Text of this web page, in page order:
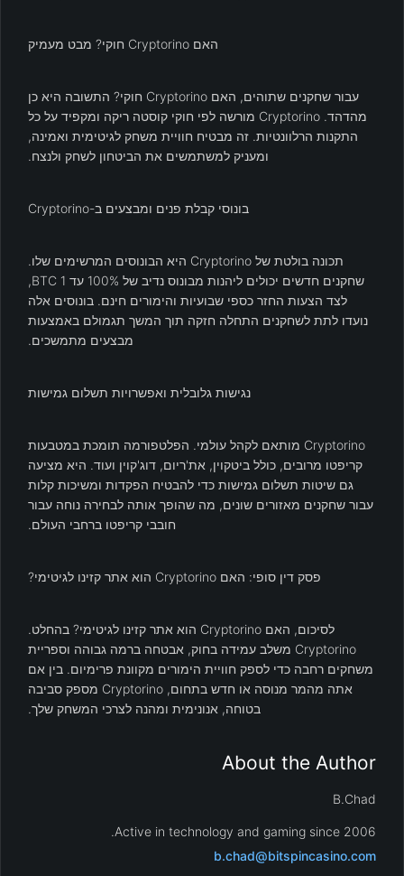
האם Cryptorino חוקי? מבט מעמיק
עבור שחקנים שתוהים, האם Cryptorino חוקי? התשובה היא כן
מהדהד. Cryptorino מורשה לפי חוקי קוסטה ריקה ומקפיד על כל
התקנות הרלוונטיות. זה מבטיח חוויית משחק לגיטימית ואמינה,
ומעניק למשתמשים את הביטחון לשחק ולנצח.
בונוסי קבלת פנים ומבצעים ב-Cryptorino
תכונה בולטת של Cryptorino היא הבונוסים המרשימים שלו.
שחקנים חדשים יכולים ליהנות מבונוס נדיב של 100% עד 1 BTC,
לצד הצעות החזר כספי שבועיות והימורים חינם. בונוסים אלה
נועדו לתת לשחקנים התחלה חזקה תוך המשך תגמולם באמצעות
מבצעים מתמשכים.
נגישות גלובלית ואפשרויות תשלום גמישות
Cryptorino מותאם לקהל עולמי. הפלטפורמה תומכת במטבעות
קריפטו מרובים, כולל ביטקוין, את'ריום, דוג'קוין ועוד. היא מציעה
גם שיטות תשלום גמישות כדי להבטיח הפקדות ומשיכות קלות
עבור שחקנים מאזורים שונים, מה שהופך אותה לבחירה נוחה עבור
חובבי קריפטו ברחבי העולם.
פסק דין סופי: האם Cryptorino הוא אתר קזינו לגיטימי?
לסיכום, האם Cryptorino הוא אתר קזינו לגיטימי? בהחלט.
Cryptorino משלב עמידה בחוק, אבטחה ברמה גבוהה וספריית
משחקים רחבה כדי לספק חוויית הימורים מקוונת פרימיום. בין אם
אתה מהמר מנוסה או חדש בתחום, Cryptorino מספק סביבה
בטוחה, אנונימית ומהנה לצרכי המשחק שלך.
About the Author
B.Chad
Active in technology and gaming since 2006.
b.chad@bitspincasino.com